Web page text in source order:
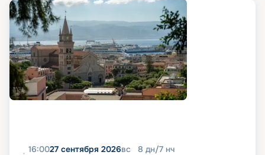
16:0027 сентября 2026вс 8 дн/7 нч